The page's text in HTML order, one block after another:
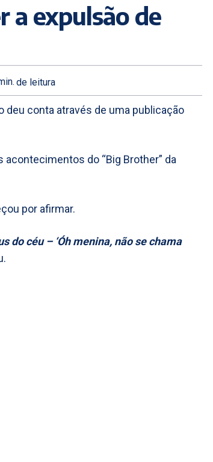
a expulsão de
de leitura
deu conta através de uma publicação
do “Big Brother” da
por afirmar.
do céu – ‘Óh menina, não se chama